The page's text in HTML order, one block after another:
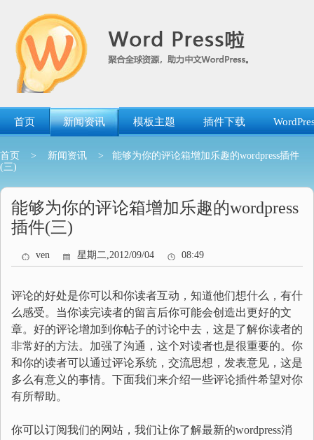
首页 新闻资讯 模板主题 插件下载
首页 > 新闻资讯
> 能够为你的评论箱增加乐趣的wordpress插件
(三)
能够为你的评论箱增加乐趣的wordpress
插件(三)
ven 星期二,2012/09/04 08:49
评论的好处是你可以和你读者互动，知道他们想什么，有什
么感受。当你读完读者的留言后你可能会创造出更好的文
章。好的评论增加到你帖子的讨论中去，这是了解你读者的
非常好的方法。加强了沟通，这个对读者也是很重要的。你
和你的读者可以通过评论系统，交流思想，发表意见，这是
多么有意义的事情。下面我们来介绍一些评论插件希望对你
有所帮助。
你可以订阅我们的网站，我们让你了解最新的wordpress消